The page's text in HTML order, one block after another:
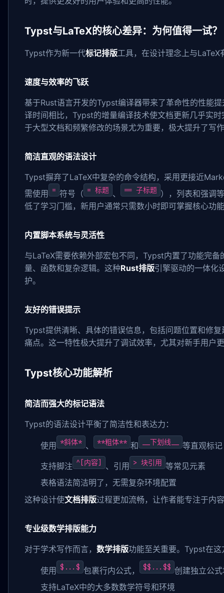
Typst与LaTeX的核心差异：为何值得一试？
Typst作为新一代标记排版工具，在设计理念上与LaTeX
速度与效率的飞跃
基于Rust语言开发的Typst编译器带来了革命性的性能
译时间相比，Typst的增量编译技术使文档更新几乎实
于大型文档和频繁修改的场景尤为重要，极大提升了写
简洁直观的语法设计
Typst摒弃了LaTeX中复杂的命令结构，采用更接近
需使用
= 符号（ = 标题 、 == 子标题 ），列表和强调
低了学习门槛，新用户通常只需数小时即可掌握核心功
内置脚本系统与灵活性
与LaTeX需要依赖外部宏包不同，Typst内置了功能完
量、函数和复杂逻辑。这种Rust排版引擎驱动的一体化
护。
友好的错误提示
Typst提供清晰、具体的错误信息，包括问题位置和修
痛点。这一特性极大提升了调试效率，尤其对新手用户
Typst核心功能解析
简洁而强大的标记语法
Typst的语法设计平衡了简洁性和表达力：
使用 *斜体* 、 **粗体** 和 __下划线__ 等直观标记
支持脚注 ^[内容] 、引用 > 块引用 等常见元素
表格语法简洁明了，无需复杂环境配置
这种设计使文档排版过程更加流畅，让作者能专注于内
专业级数学排版能力
对于学术写作而言， 数学排版功能至关重要。Typst在这
使用 $...$ 包裹行内公式， $$...$$ 创建独立公
支持LaTeX中的大多数数学符号和环境